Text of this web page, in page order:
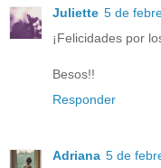
Juliette 5 de
¡Felicidades por
Besos!!
Responder
Adriana 5 de